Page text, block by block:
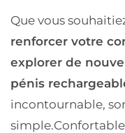
Que vous
renforcer votre
explorer de
pénis
incontournable,
simple.